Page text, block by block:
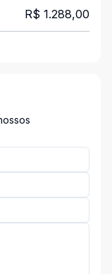
R$ 1.288,00